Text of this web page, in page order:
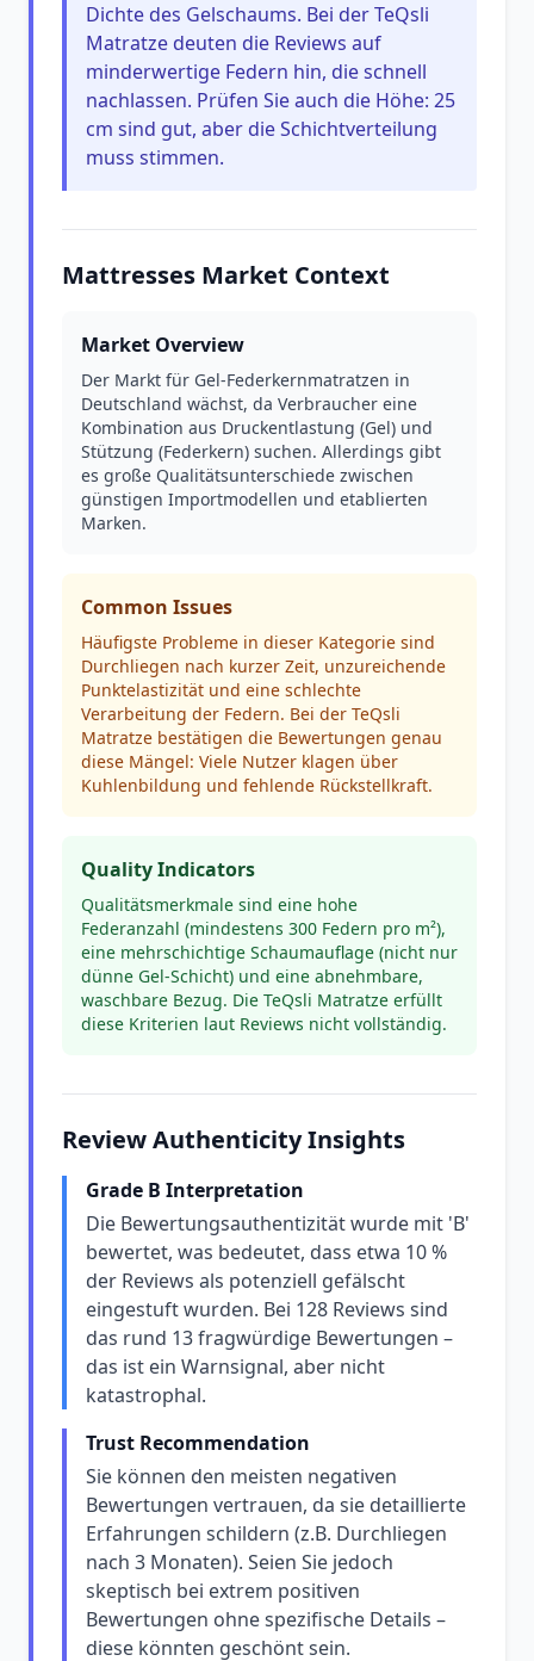
Dichte des Gelschaums. Bei der TeQsli
Matratze deuten die Reviews auf
minderwertige Federn hin, die schnell
nachlassen. Prüfen Sie auch die Höhe: 25
cm sind gut, aber die Schichtverteilung
muss stimmen.
Mattresses Market Context
Market Overview
Der Markt für Gel-Federkernmatratzen in
Deutschland wächst, da Verbraucher eine
Kombination aus Druckentlastung (Gel) und
Stützung (Federkern) suchen. Allerdings gibt
es große Qualitätsunterschiede zwischen
günstigen Importmodellen und etablierten
Marken.
Common Issues
Häufigste Probleme in dieser Kategorie sind
Durchliegen nach kurzer Zeit, unzureichende
Punktelastizität und eine schlechte
Verarbeitung der Federn. Bei der TeQsli
Matratze bestätigen die Bewertungen genau
diese Mängel: Viele Nutzer klagen über
Kuhlenbildung und fehlende Rückstellkraft.
Quality Indicators
Qualitätsmerkmale sind eine hohe
Federanzahl (mindestens 300 Federn pro m²),
eine mehrschichtige Schaumauflage (nicht nur
dünne Gel-Schicht) und eine abnehmbare,
waschbare Bezug. Die TeQsli Matratze erfüllt
diese Kriterien laut Reviews nicht vollständig.
Review Authenticity Insights
Grade B Interpretation
Die Bewertungsauthentizität wurde mit 'B'
bewertet, was bedeutet, dass etwa 10 %
der Reviews als potenziell gefälscht
eingestuft wurden. Bei 128 Reviews sind
das rund 13 fragwürdige Bewertungen –
das ist ein Warnsignal, aber nicht
katastrophal.
Trust Recommendation
Sie können den meisten negativen
Bewertungen vertrauen, da sie detaillierte
Erfahrungen schildern (z.B. Durchliegen
nach 3 Monaten). Seien Sie jedoch
skeptisch bei extrem positiven
Bewertungen ohne spezifische Details –
diese könnten geschönt sein.